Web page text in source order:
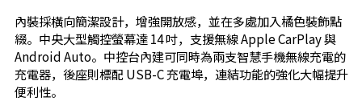
內裝採橫向簡潔設計，增強開放感，並在多處加入橘色裝飾點
綴。中央大型觸控螢幕達 14 吋，支援無線 Apple CarPlay 與
Android Auto。中控台內建可同時為兩支智慧手機無線充電的
充電器，後座則標配 USB-C 充電埠，連結功能的強化大幅提升
便利性。